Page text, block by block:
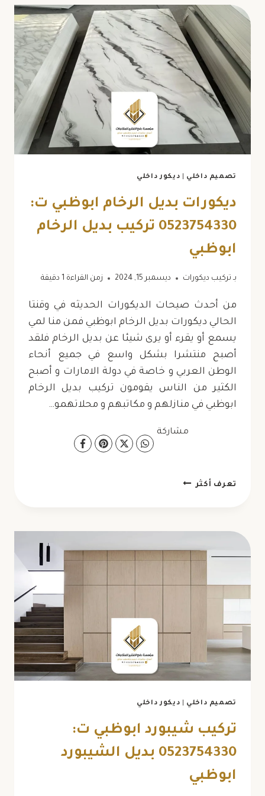
ابو
ظبي
ت:
0523754330
طاولات
شاشة
خشب
في
ابوظبي
تصميم داخلي ديكور داخلي
ديكورات بديل الرخام ابوظبي ت:
0523754330 تركيب بديل الرخام
ابوظبي
بـ تركيب ديكورات ديسمبر 15, 2024 زمن القراءة دقيقة
من أحدث صيحات الديكورات الحديثه في وقنتا
الحالي ديكورات بديل الرخام ابوظبي فمن منا لمي
يسمع أو يقرء أو يرى شيئا عن بديل الرخام فلقد
أصبح منتشرا بشكل واسع في جميع أنحاء
الوطن العربي و خاصة في دولة الامارات و أصبح
الكثير من الناس يقومون تركيب بديل الرخام
ابوظبي في منازلهم و مكاتبهم و محلاتهمو…
مشاركة
تعرف أكثر ديكورات
ابوظبي
ت:
تركيب
ابوظبي
تصميم داخلي ديكور داخلي
تركيب شيبورد ابوظبي ت:
0523754330 بديل الشيبورد
ابوظبي